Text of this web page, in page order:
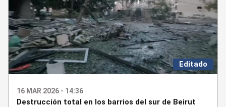
Editado
16 MAR 2026 - 14:36
Destrucción total en los barrios del sur de Beirut